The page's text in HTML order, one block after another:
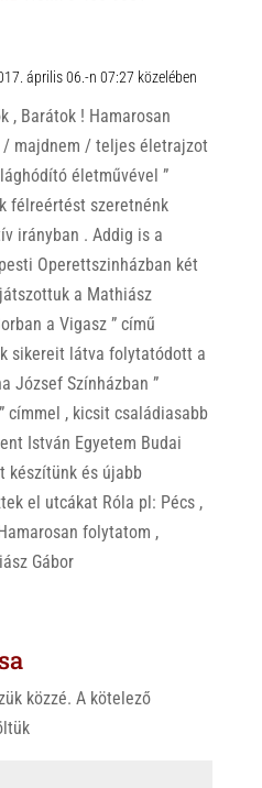
április 06.-n 07:27 közelében
, Barátok ! Hamarosan
/ majdnem / teljes életrajzot
életművével ”
félreértést szeretnénk
irányban . Addig is a
Operettszinházban két
a Mathiász
a Vigasz ” című
sikereit látva folytatódott a
József Színházban ”
címmel , kicsit családiasabb
István Egyetem Budai
készítünk és újabb
el utcákat Róla pl: Pécs ,
folytatom ,
Gábor
közzé. A kötelező